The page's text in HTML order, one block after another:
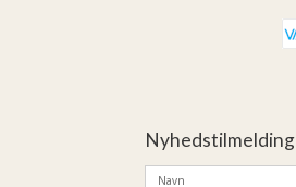
Nyhedstilmelding